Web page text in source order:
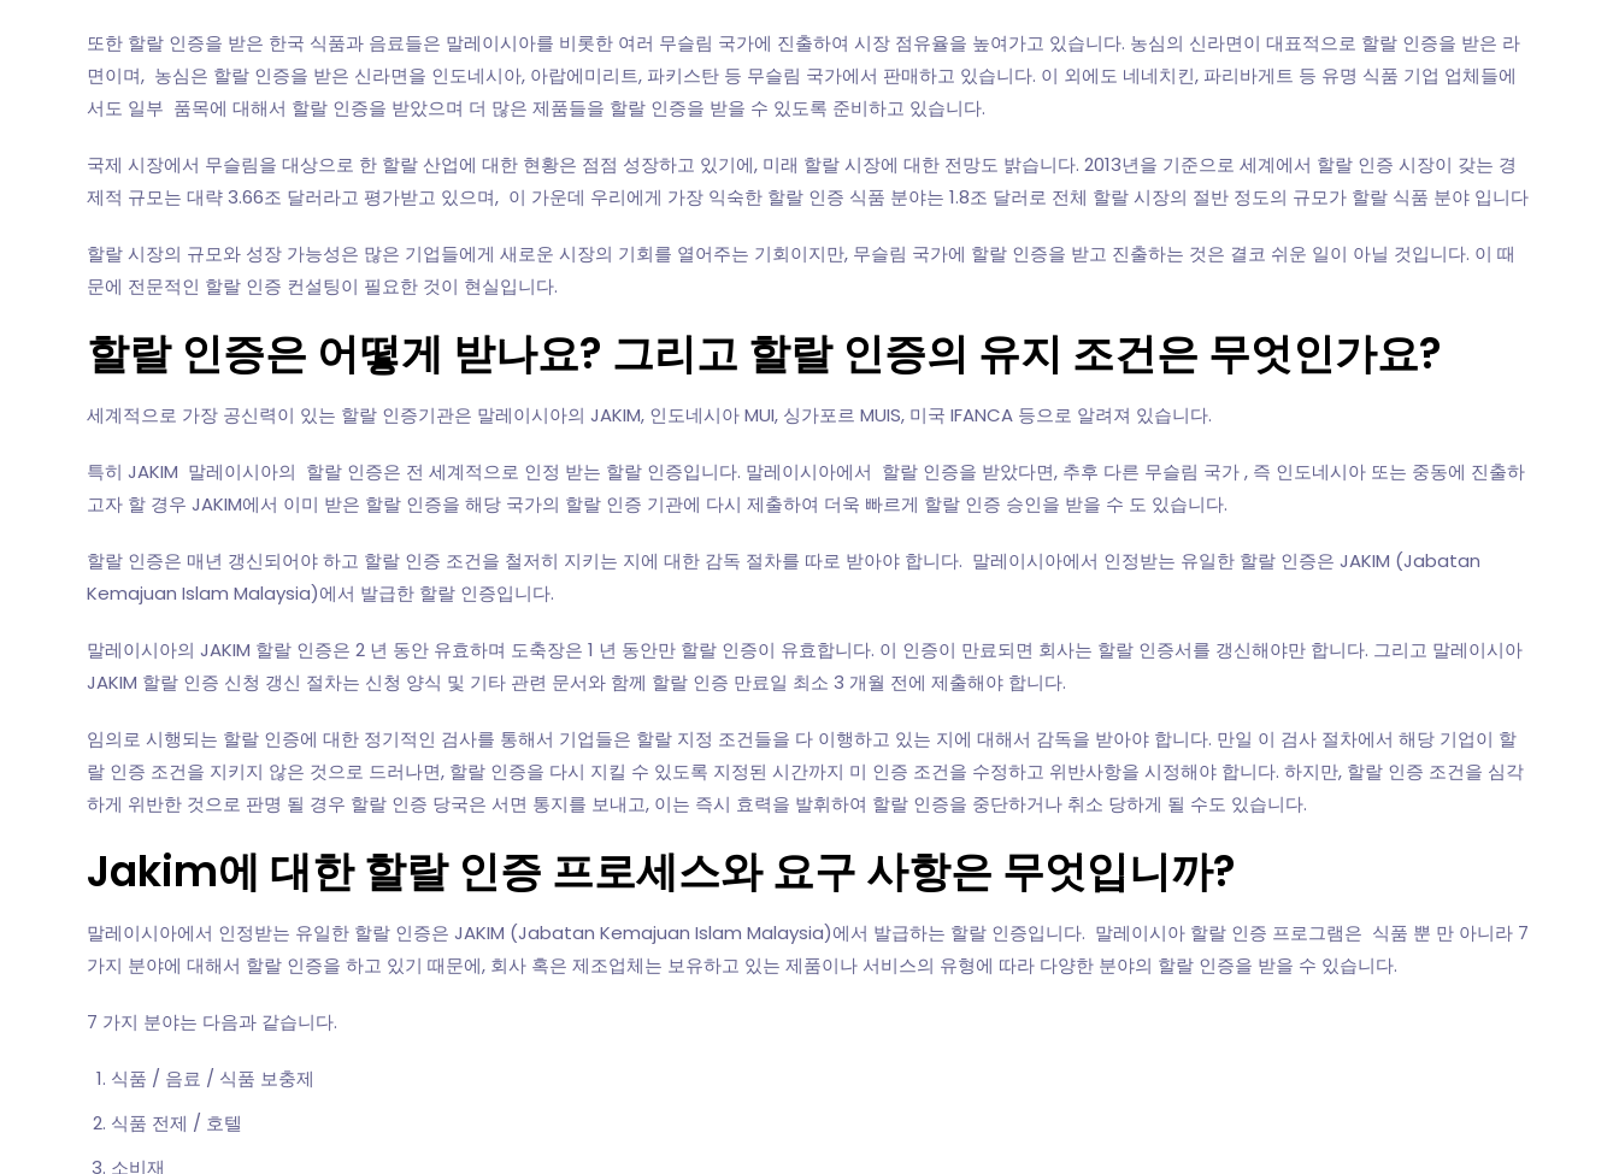
또한 할랄 인증을 받은 한국 식품과 음료들은 말레이시아를 비롯한 여러 무슬림 국가에 진출하여 시장 점유율을 높여가고 있습니다. 농심의 신라면이 대표적으로 할랄 인증을 받은 라
면이며, 농심은 할랄 인증을 받은 신라면을 인도네시아, 아랍에미리트, 파키스탄 등 무슬림 국가에서 판매하고 있습니다. 이 외에도 네네치킨, 파리바게트 등 유명 식품 기업 업체들에
서도 일부 품목에 대해서 할랄 인증을 받았으며 더 많은 제품들을 할랄 인증을 받을 수 있도록 준비하고 있습니다.
국제 시장에서 무슬림을 대상으로 한 할랄 산업에 대한 현황은 점점 성장하고 있기에, 미래 할랄 시장에 대한 전망도 밝습니다. 2013년을 기준으로 세계에서 할랄 인증 시장이 갖는 경
제적 규모는 대략 3.66조 달러라고 평가받고 있으며, 이 가운데 우리에게 가장 익숙한 할랄 인증 식품 분야는 1.8조 달러로 전체 할랄 시장의 절반 정도의 규모가 할랄 식품 분야 입니다
할랄 시장의 규모와 성장 가능성은 많은 기업들에게 새로운 시장의 기회를 열어주는 기회이지만, 무슬림 국가에 할랄 인증을 받고 진출하는 것은 결코 쉬운 일이 아닐 것입니다. 이 때
문에 전문적인 할랄 인증 컨설팅이 필요한 것이 현실입니다.
할랄 인증은 어떻게 받나요? 그리고 할랄 인증의 유지 조건은 무엇인가요?
세계적으로 가장 공신력이 있는 할랄 인증기관은 말레이시아의 JAKIM, 인도네시아 MUI, 싱가포르 MUIS, 미국 IFANCA 등으로 알려져 있습니다.
특히 JAKIM 말레이시아의 할랄 인증은 전 세계적으로 인정 받는 할랄 인증입니다. 말레이시아에서 할랄 인증을 받았다면, 추후 다른 무슬림 국가 , 즉 인도네시아 또는 중동에 진출하
고자 할 경우 JAKIM에서 이미 받은 할랄 인증을 해당 국가의 할랄 인증 기관에 다시 제출하여 더욱 빠르게 할랄 인증 승인을 받을 수 도 있습니다.
할랄 인증은 매년 갱신되어야 하고 할랄 인증 조건을 철저히 지키는 지에 대한 감독 절차를 따로 받아야 합니다. 말레이시아에서 인정받는 유일한 할랄 인증은 JAKIM (Jabatan
Kemajuan Islam Malaysia)에서 발급한 할랄 인증입니다.
말레이시아의 JAKIM 할랄 인증은 2 년 동안 유효하며 도축장은 1 년 동안만 할랄 인증이 유효합니다. 이 인증이 만료되면 회사는 할랄 인증서를 갱신해야만 합니다. 그리고 말레이시아
JAKIM 할랄 인증 신청 갱신 절차는 신청 양식 및 기타 관련 문서와 함께 할랄 인증 만료일 최소 3 개월 전에 제출해야 합니다.
임의로 시행되는 할랄 인증에 대한 정기적인 검사를 통해서 기업들은 할랄 지정 조건들을 다 이행하고 있는 지에 대해서 감독을 받아야 합니다. 만일 이 검사 절차에서 해당 기업이 할
랄 인증 조건을 지키지 않은 것으로 드러나면, 할랄 인증을 다시 지킬 수 있도록 지정된 시간까지 미 인증 조건을 수정하고 위반사항을 시정해야 합니다. 하지만, 할랄 인증 조건을 심각
하게 위반한 것으로 판명 될 경우 할랄 인증 당국은 서면 통지를 보내고, 이는 즉시 효력을 발휘하여 할랄 인증을 중단하거나 취소 당하게 될 수도 있습니다.
Jakim에 대한 할랄 인증 프로세스와 요구 사항은 무엇입니까?
말레이시아에서 인정받는 유일한 할랄 인증은 JAKIM (Jabatan Kemajuan Islam Malaysia)에서 발급하는 할랄 인증입니다. 말레이시아 할랄 인증 프로그램은 식품 뿐 만 아니라 7
가지 분야에 대해서 할랄 인증을 하고 있기 때문에, 회사 혹은 제조업체는 보유하고 있는 제품이나 서비스의 유형에 따라 다양한 분야의 할랄 인증을 받을 수 있습니다.
7 가지 분야는 다음과 같습니다.
식품 / 음료 / 식품 보충제
식품 전제 / 호텔
소비재